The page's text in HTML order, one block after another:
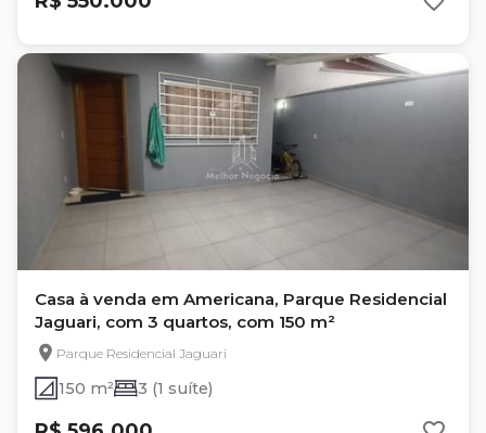
Casa à venda em Americana, Parque Residencial
Jaguari, com 3 quartos, com 150 m²
Parque Residencial Jaguari
150 m² 3 (1 suíte)